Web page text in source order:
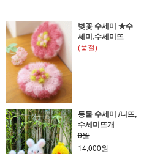
벚꽃 수세미 ★수
세미,수세미뜨
(품절)
동물 수세미 /니뜨,
수세미뜨개
0원
14,000원